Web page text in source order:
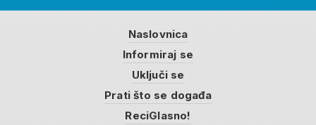
Naslovnica
Informiraj se
Uključi se
Prati što se događa
ReciGlasno!